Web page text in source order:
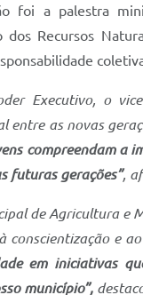
foi a palestra
dos Recursos
Executivo, o
entre as novas
compreendam a
futuras gerações”,
de Agricultura e
conscientização e
em iniciativas
município”,